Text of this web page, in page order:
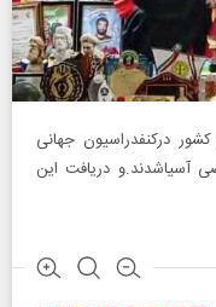
درکنفدراسیون جهانی
آسیاشدند.و دریافت این